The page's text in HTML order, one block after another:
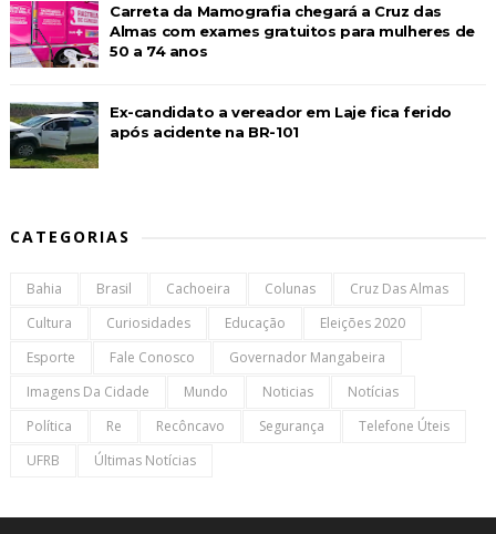
Carreta da Mamografia chegará a Cruz das
Almas com exames gratuitos para mulheres de
50 a 74 anos
Ex-candidato a vereador em Laje fica ferido
após acidente na BR-101
CATEGORIAS
Bahia Brasil Cachoeira Colunas
Cruz Das Almas
Cultura
Curiosidades Educação
Eleições 2020
Esporte
Fale Conosco
Governador Mangabeira
Imagens Da Cidade
Mundo Noticias
Notícias
Política
Re Recôncavo Segurança
Telefone Úteis
UFRB
Últimas Notícias